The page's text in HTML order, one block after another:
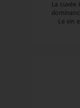
La cuvée
Le vin
belle